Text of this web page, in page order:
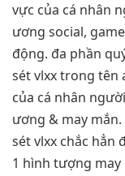
vực của cá nhân
ương social,
động. đa phần
sét vlxx trong tên
của cá nhân
ương & may
sét vlxx chắc hẳn
1 hình tượng